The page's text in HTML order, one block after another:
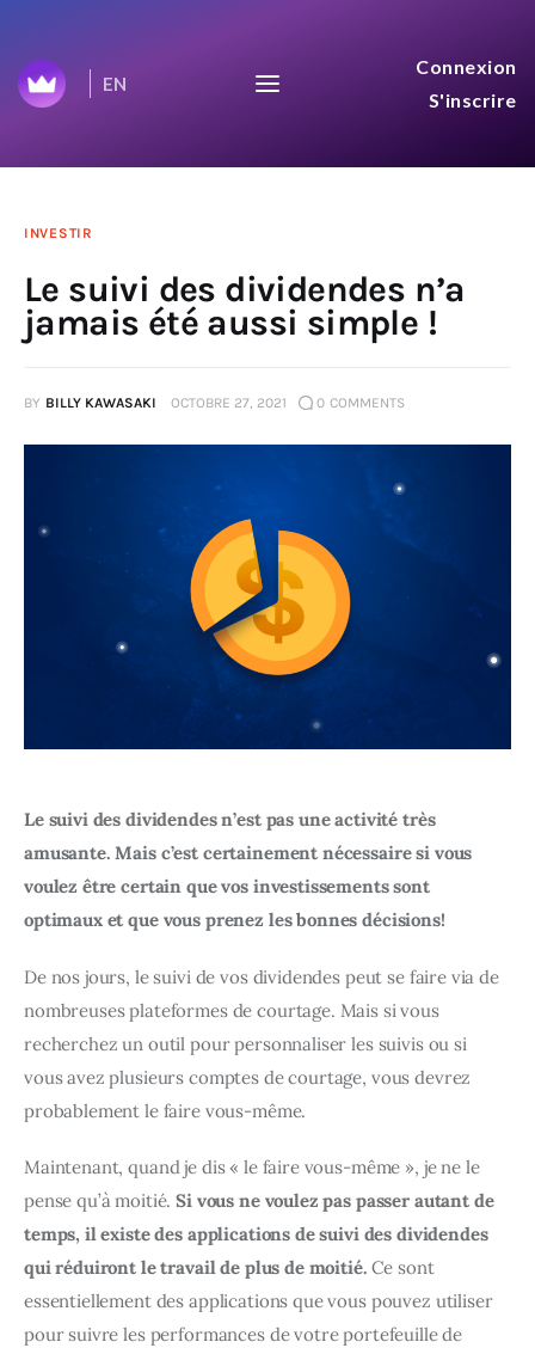
EN
Connexion
S'inscrire
Journey to $100B :
Top 50
INVESTIR
Le suivi des dividendes n’a
jamais été aussi simple !
BY BILLY KAWASAKI OCTOBRE 27, 2021 0 COMMENTS
Le suivi des dividendes n’est pas une activité très
amusante. Mais c’est certainement nécessaire si vous
voulez être certain que vos investissements sont
optimaux et que vous prenez les bonnes décisions!
De nos jours, le suivi de vos dividendes peut se faire via de
nombreuses plateformes de courtage. Mais si vous
recherchez un outil pour personnaliser les suivis ou si
vous avez plusieurs comptes de courtage, vous devrez
probablement le faire vous-même.
Maintenant, quand je dis « le faire vous-même », je ne le
pense qu’à moitié. Si vous ne voulez pas passer autant de
temps, il existe des applications de suivi des dividendes
qui réduiront le travail de plus de moitié. Ce sont
essentiellement des applications que vous pouvez utiliser
pour suivre les performances de votre portefeuille de